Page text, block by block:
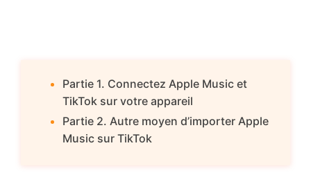
Partie 1. Connectez Apple Music et
TikTok sur votre appareil
Partie 2. Autre moyen d’importer Apple
Music sur TikTok